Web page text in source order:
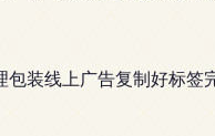
装线上广告复制好标签